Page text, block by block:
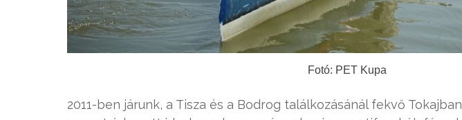
Fotó: PET Kupa
2011-ben járunk, a Tisza és a Bodrog találkozásánál fekvő